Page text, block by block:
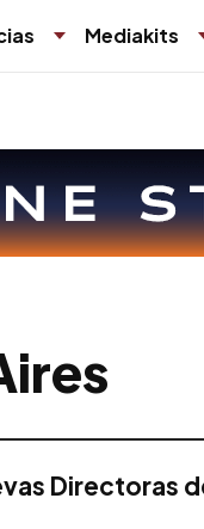
Mediakits
Directoras